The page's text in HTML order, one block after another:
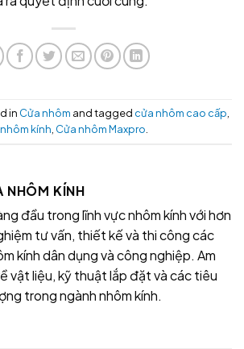
in Cửa nhôm and tagged cửa nhôm cao cấp,
kính, Cửa nhôm Maxpro.
NHÔM KÍNH
đầu trong lĩnh vực nhôm kính với hơn
tư vấn, thiết kế và thi công các
kính dân dụng và công nghiệp. Am
vật liệu, kỹ thuật lắp đặt và các tiêu
trong ngành nhôm kính.